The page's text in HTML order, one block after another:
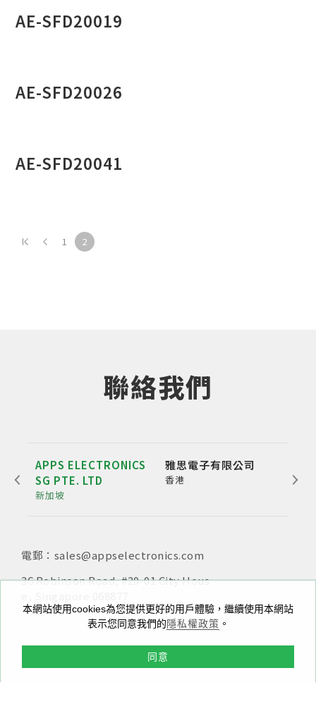
本網站使用cookies為您提供更好的用戶體驗，繼續使用本網站
表示您同意我們的隱私權政策 。
同意
AE-SFD20019
AE-SFD20026
AE-SFD20041
1 2
聯絡我們
APPS ELECTRONICS
SG PTE. LTD
新加坡
雅思電子有限公司
香港
公
電郵：sales@appselectronics.com
36 Robinson Road, #20-01 City Hous
電話：
+852 3693 4218
電郵： sales@appselectronics.com
香港九龍新蒲崗大有街29號宏基中心一期1405室
電話：
+86（755）86538552
電郵： sales@appselectronics.com
中國廣東省深圳市福田區泰然九路喜年中心A座504-505
室 (郵編：518057)
電郵：
sales@appselectronics.com
新北市中和區中正路716號10樓之一